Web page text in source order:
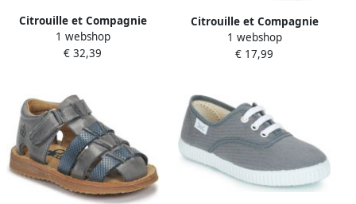
Citrouille et Compagnie
Platte sandalen ZIDOU
1 webshop
€ 32,39
Citrouille et Compagnie
Platte sandalen OMAYO
1 webshop
€ 17,99